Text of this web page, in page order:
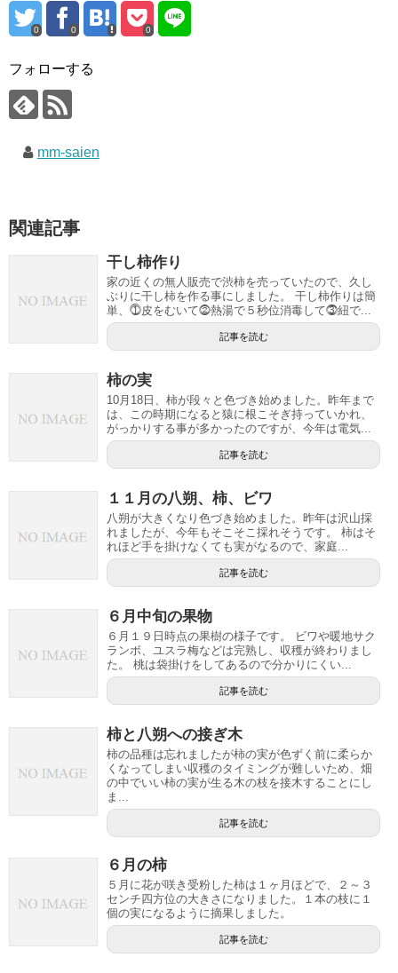
0 0 0
フォローする
mm-saien
関連記事
干し柿作り
家の近くの無人販売で渋柿を売っていたので、久し
ぶりに干し柿を作る事にしました。 干し柿作りは簡
単、⓵皮をむいて⓶熱湯で５秒位消毒して⓷紐で...
記事を読む
柿の実
10月18日、柿が段々と色づき始めました。昨年まで
は、この時期になると猿に根こそぎ持っていかれ、
がっかりする事が多かったのですが、今年は電気...
記事を読む
１１月の八朔、柿、ビワ
八朔が大きくなり色づき始めました。昨年は沢山採
れましたが、今年もそこそこ採れそうです。 柿はそ
れほど手を掛けなくても実がなるので、家庭...
記事を読む
６月中旬の果物
６月１９日時点の果樹の様子です。 ビワや暖地サク
ランボ、ユスラ梅などは完熟し、収穫が終わりまし
た。 桃は袋掛けをしてあるので分かりにくい...
記事を読む
柿と八朔への接ぎ木
柿の品種は忘れましたが柿の実が色ずく前に柔らか
くなってしまい収穫のタイミングが難しいため、畑
の中でいい柿の実が生る木の枝を接木することにし
ま...
記事を読む
６月の柿
５月に花が咲き受粉した柿は１ヶ月ほどで、２～３
センチ四方位の大きさになりました。１本の枝に１
個の実になるように摘果しました。
記事を読む